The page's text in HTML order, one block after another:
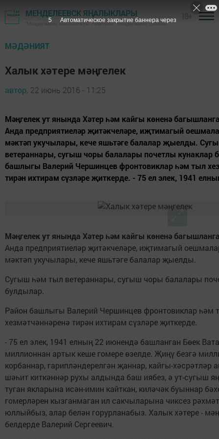
МЕНДЕЛЕЕВСК ЯҢАЛЫКЛАРЫ
"Менделеевск яңалыклары" газетасы - Менделеевск районы
МӘДӘНИЯТ
Халык хәтере мәңгелек
автор, 22 июнь 2016 - 11:25
Мәңгелек ут янында Хәтер һәм кайгы көненә
Анда предприятиеләр җитәкчеләре, иҗтимагый
мәктәп укучылары, кече яшьтәге балалар җыелды.
ветераннары, сугыш чоры балалары почетлы кунаклар
башлыгы Валерий Чершинцев фронтовиклар һәм тыл
тирән ихтирам сүзләре җиткерде. - 75 ел элек, 1941
Мәңгелек ут янында Хәтер һәм кайгы көненә
Анда предприятиеләр җитәкчеләре, иҗтимагый
мәктәп укучылары, кече яшьтәге балалар җыелды.
Сугыш һәм тыл ветераннары, сугыш чоры балалары
булдылар.
Район башлыгы Валерий Чершинцев фронтовиклар һәм
хезмәтчәннәренә тирән ихтирам сүзләре җиткерде.
- 75 ел элек, 1941 елның 22 июнендә башланган Бөек
миллионнан артык кеше гомере өзелде. Җиңү безгә
корбаннар, гарипләндерелгән җаннар, кайгы-хәсрәтләр
шәһит киткәннәр рухы алдында баш иябез, ә ут-сугыш
туган якларына исән-имин кайткан, киләчәк буыннар
гомерләрен кызганмаган ил сакчыларына чиксез
юллыйбыз, алар белән горурланабыз. Халык хәтере -
белдерде Валерий Сергеевич.
5 Автоматическое закрытие баннера через